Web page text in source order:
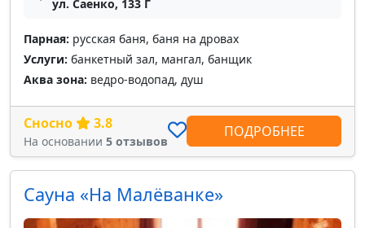
ул. Саенко, 133 Г
Парная: русская баня, баня на дровах
Услуги: банкетный зал, мангал, банщик
Аква зона: ведро-водопад, душ
Сносно 3.8
На основании 5 отзывов
ПОДРОБНЕЕ
Сауна «На Малёванке»